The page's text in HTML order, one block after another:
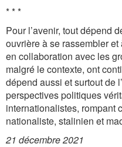
* * *
Pour l’avenir, tout dépend
ouvrière à se rassembler
en collaboration avec les
malgré le contexte, ont
dépend aussi et surtout de
perspectives politiques
internationalistes, rompant
nationaliste, stalinien et
21 décembre 2021